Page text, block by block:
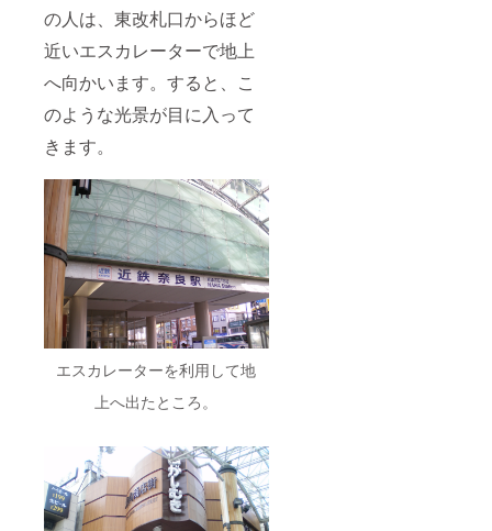
の人は、東改札口からほど
近いエスカレーターで地上
へ向かいます。すると、こ
のような光景が目に入って
きます。
エスカレーターを利用して地
上へ出たところ。